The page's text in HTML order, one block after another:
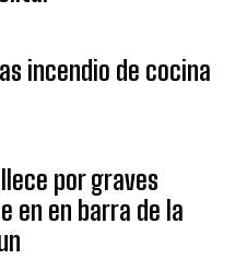
incendio de cocina
por graves
en en barra de la